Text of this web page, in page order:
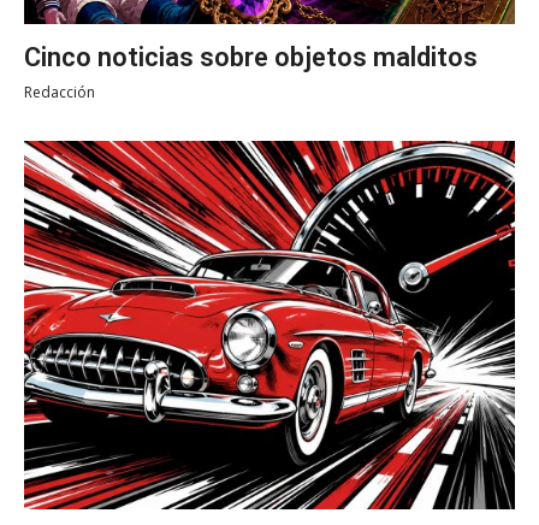
Cinco noticias sobre objetos malditos
Redacción